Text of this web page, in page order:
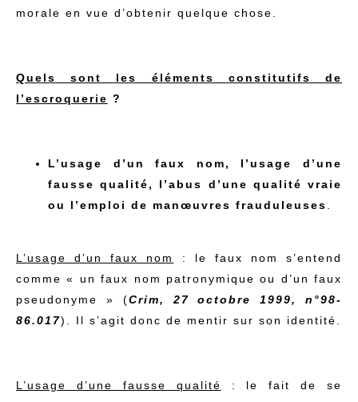
morale en vue d’obtenir quelque chose.
Quels sont les éléments constitutifs de
l’escroquerie ?
L’usage d’un faux nom, l’usage d’une
fausse qualité, l’abus d’une qualité vraie
ou l’emploi de manœuvres frauduleuses
L’usage d’un faux nom
: le faux nom s’entend
comme « un faux nom patronymique ou d’un faux
pseudonyme » (Crim, 27 octobre 1999, n°98-
86.017). Il s’agit donc de mentir sur son identité.
L’usage d’une fausse qualité
: le fait de se